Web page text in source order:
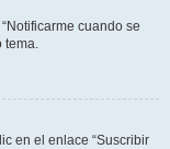
cuando se
tema.
en el enlace “Suscribir